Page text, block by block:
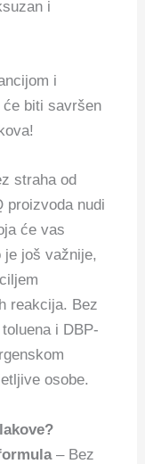
i
i
će biti savršen
straha od
proizvoda nudi
će vas
je još važnije,
reakcija. Bez
i DBP-
osobe.
– Bez